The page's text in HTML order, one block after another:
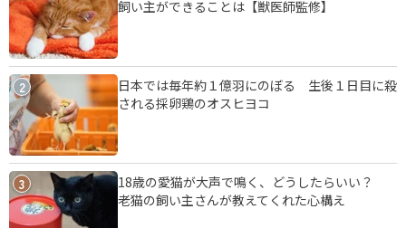
飼い主ができることは【獣医師監修】
2
日本では毎年約１億羽にのぼる 生後１日目に殺
される採卵鶏のオスヒヨコ
3
18歳の愛猫が大声で鳴く、どうしたらいい？
老猫の飼い主さんが教えてくれた心構え